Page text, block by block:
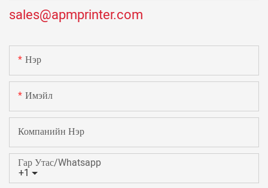
sales@apmprinter.com
Нэр
Имэйл
Компанийн Нэр
+1
Гар Утас/Whatsapp